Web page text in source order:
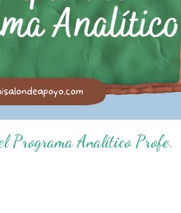
algunos ejemplos de reglas
mis tareas y trabajos. 2. Cuidado mi
para hablar. 4. Pido permiso para
en su lugar. 6. Cumplo con mis útiles
Programa Analítico Profe.